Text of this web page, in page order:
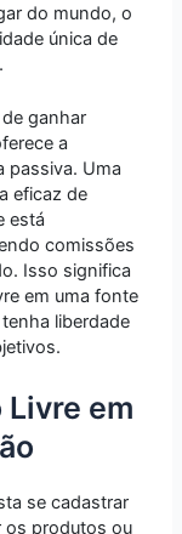
do mundo, o
única de
ganhar
a
passiva. Uma
eficaz de
está
comissões
Isso significa
em uma fonte
liberdade
em
se cadastrar
os produtos ou